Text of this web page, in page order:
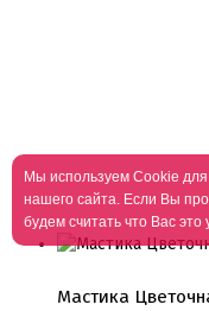
Мастика
Мы используем Cookie
нашего сайта. Если Вы
будем считать что Вас это